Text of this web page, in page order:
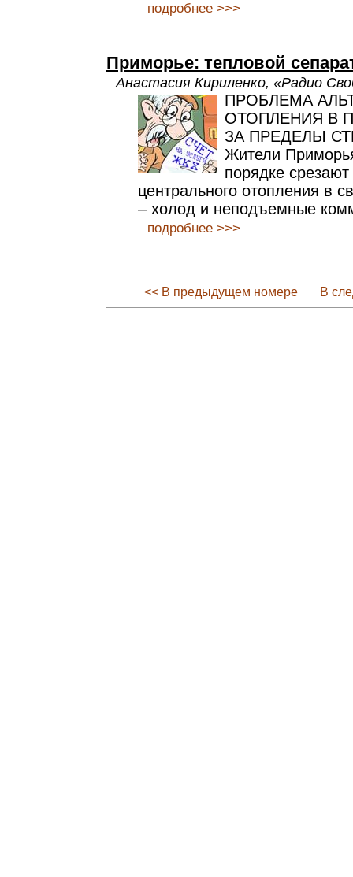
подробнее >>>
Приморье: тепловой
Анастасия Кириленко, «Радио
ПРОБЛЕМА
ОТОПЛЕНИЯ В
ЗА ПРЕДЕЛЫ
Жители
порядке
центрального отопления в
– холод и неподъемные
подробнее >>>
<< В предыдущем номере В